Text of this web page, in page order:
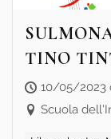
TINO
10/05/2023
Scuola